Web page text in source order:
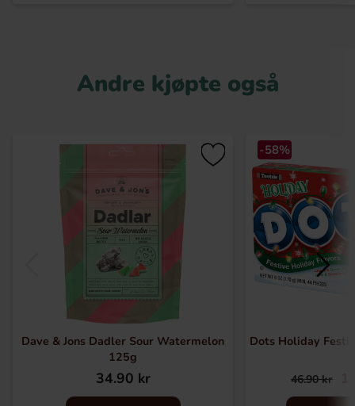
Andre kjøpte også
Dave & Jons Dadler Sour Watermelon
125g
34.90 kr
-58%
Dots Holiday
46.90 kr